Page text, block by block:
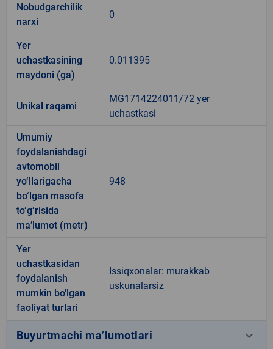
Nobudgarchilik
narxi
0
Yer
uchastkasining
maydoni (ga)
0.011395
Unikal raqami
MG1714224011/72 yer
uchastkasi
Umumiy
foydalanishdagi
avtomobil
yo‘llarigacha
bo‘lgan masofa
to‘g‘risida
ma’lumot (metr)
948
Yer
uchastkasidan
foydalanish
mumkin bo'lgan
faoliyat turlari
Issiqxonalar: murakkab
uskunalarsiz
Buyurtmachi ma’lumotlari keyboard_arrow_down